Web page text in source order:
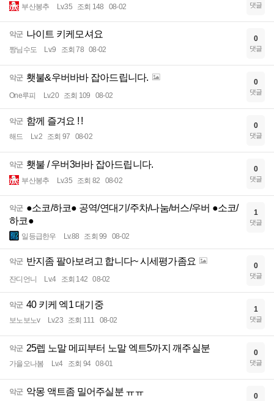
부산봉추 Lv.35 조회 148 08-02 댓글
악군 나이트 키케모셔요
짱님수도 Lv.9 조회 78 08-02
0
댓글
악군 횃불&우버바바 잡아드립니다.
One루피 Lv.20 조회 109 08-02
0
댓글
악군 함께 즐겨요 ! !
해드 Lv.2 조회 97 08-02
0
댓글
악군 횃불 / 우버3바바 잡아드립니다.
부산봉추 Lv.35 조회 82 08-02
0
댓글
악군 ●소코/하코● 공역/연대기/주차/나눔/버스/우버 ●소코/
하코●
일등급한우 Lv.88 조회 99 08-02
1
댓글
악군 반지좀 팔아보려고 합니다~ 시세평가좀요
잔디언니 Lv.4 조회 142 08-02
0
댓글
악군 40 키케 엑1 대기중
보노보노v Lv.23 조회 111 08-02
1
댓글
악군 25렙 노말 메피부터 노말 엑트5까지 깨주실분
가을오나봄 Lv.4 조회 94 08-01
0
댓글
악군 악몽 액트좀 밀어주실분 ㅠㅠ 0